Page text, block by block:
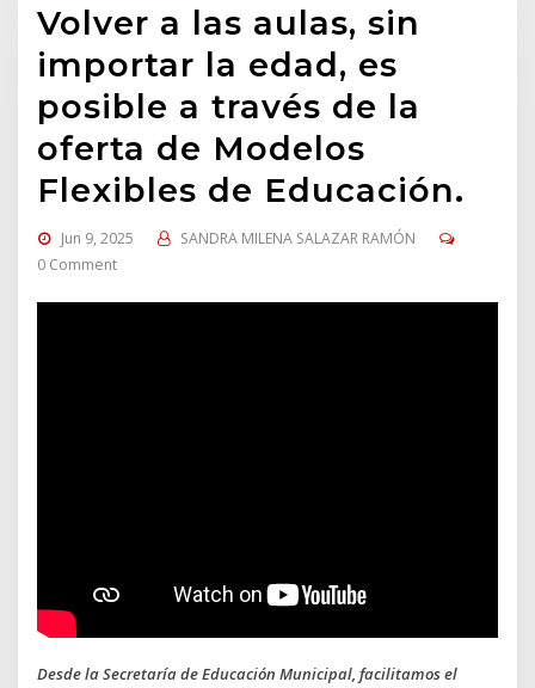
Volver a las aulas, sin
importar la edad, es
posible a través de la
oferta de Modelos
Flexibles de Educación.
Jun 9, 2025
SANDRA MILENA SALAZAR RAMÓN
0 Comment
Desde la Secretaría de Educación Municipal, facilitamos el